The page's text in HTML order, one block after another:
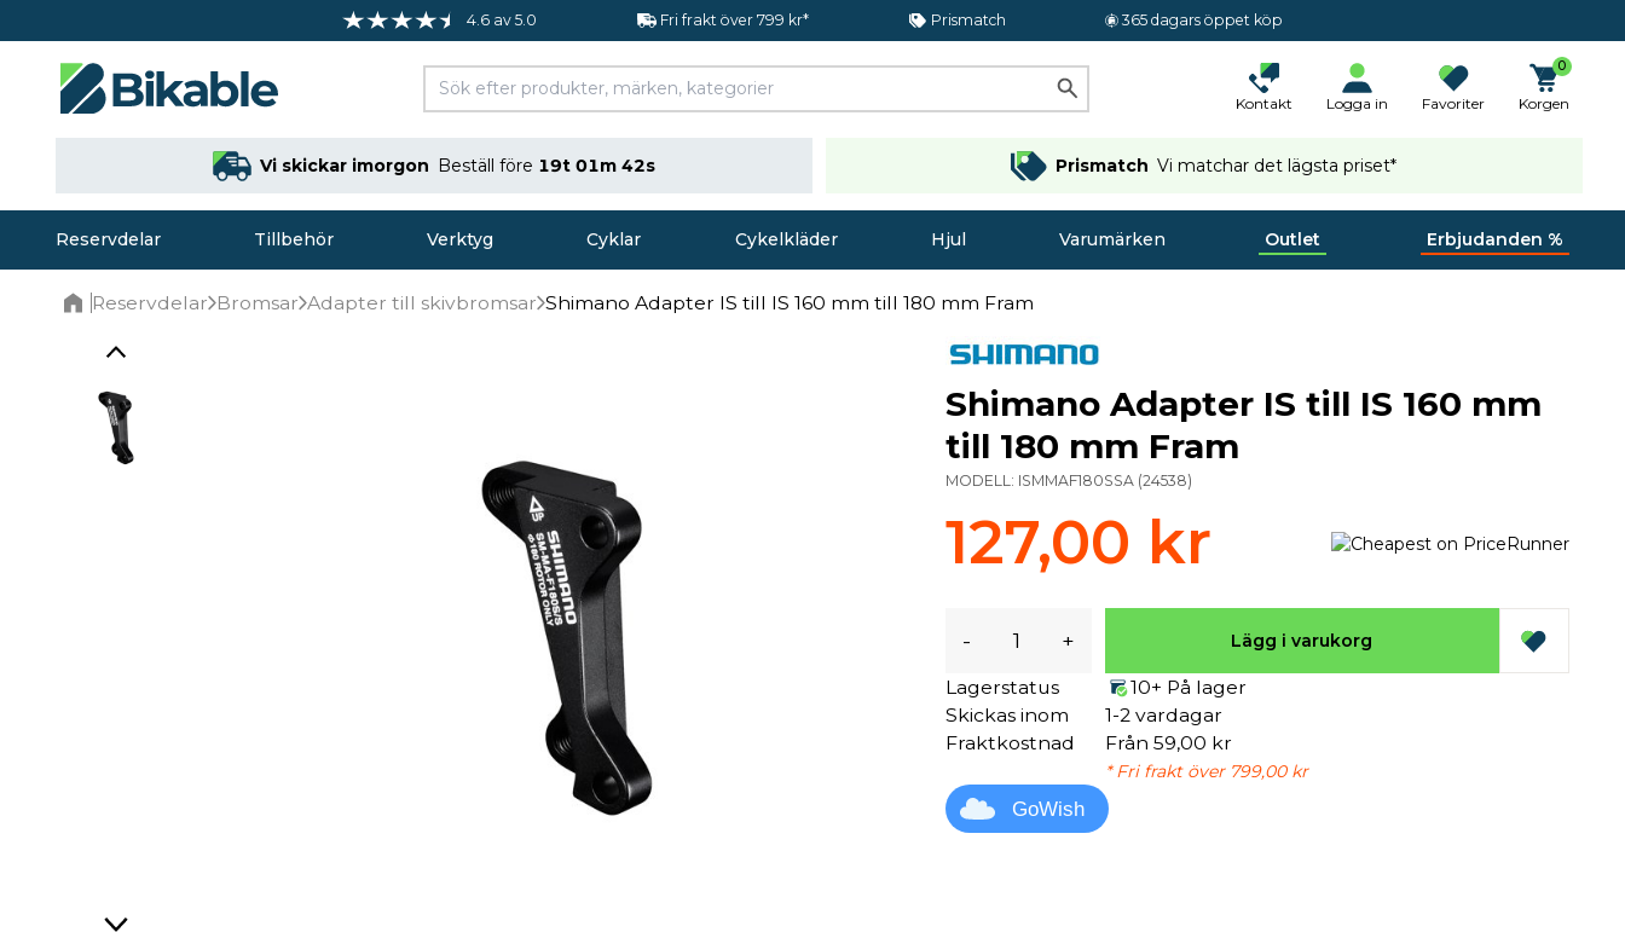
4.6 av 5.0 Fri frakt över 799 kr* Prismatch 365 dagars öppet köp
Kontakt Logga in Favoriter
0
Korgen
Vi skickar imorgon Beställ före 19t 01m 42s Prismatch Vi matchar det lägsta priset*
Reservdelar Tillbehör Verktyg Cyklar Cykelkläder Hjul Varumärken Outlet Erbjudanden %
Reservdelar Bromsar Adapter till skivbromsar Shimano Adapter IS till IS 160 mm till 180 mm Fram
Shimano Adapter IS till IS 160 mm
till 180 mm Fram
MODELL: ISMMAF180SSA (24538)
127,00 kr
- + Lägg i varukorg
Lagerstatus
10+ På lager
Skickas inom
1-2 vardagar
Fraktkostnad
Från 59,00 kr
* Fri frakt över 799,00 kr
GoWish